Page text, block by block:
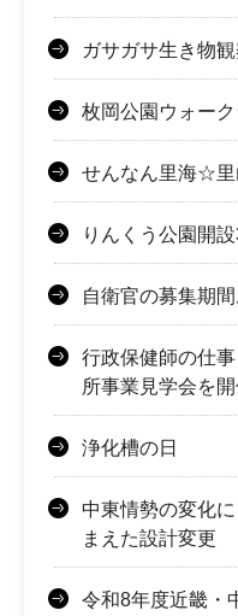
ガサガサ生き物
枚岡公園ウォー
せんなん里海☆
りんくう公園開
自衛官の募集期
行政保健師の仕
所事業見学会を開
浄化槽の日
中東情勢の変化
まえた設計変更
令和8年度近畿・